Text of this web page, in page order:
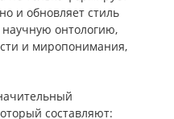
и обновляет стиль
онтологию,
и миропонимания,
составляют: